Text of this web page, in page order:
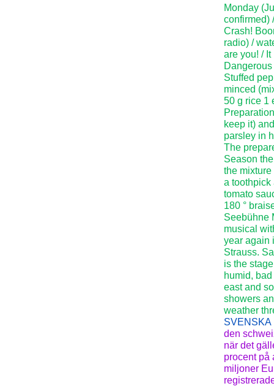
Monday
confirmed)
Crash!
radio) /
are you! /
Stuffed
minced
50 g rice 1
keep it)
parsley in
The
Season
the
a toothpick
tomato
180 °
Seebühne
musical
year again
Strauss.
is the
humid,
east and
showers
weather
SVENSKA
den
när det
procent på
miljoner